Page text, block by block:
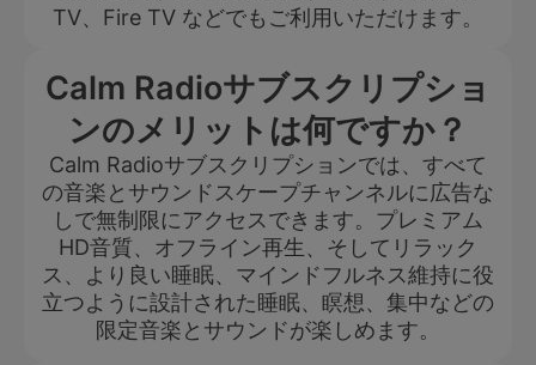
TV、Fire TV などでもご利用いただけます。
Calm Radioサブスクリプショ
ンのメリットは何ですか？
Calm Radioサブスクリプションでは、すべて
の音楽とサウンドスケープチャンネルに広告な
しで無制限にアクセスできます。プレミアム
HD音質、オフライン再生、そしてリラック
ス、より良い睡眠、マインドフルネス維持に役
立つように設計された睡眠、瞑想、集中などの
限定音楽とサウンドが楽しめます。